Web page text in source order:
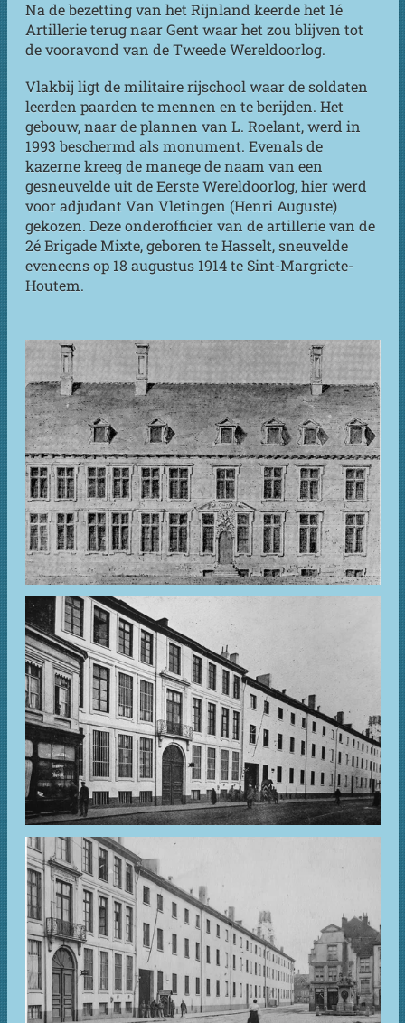
Na de bezetting van het Rijnland keerde het 1é
Artillerie terug naar Gent waar het zou blijven tot
de vooravond van de Tweede Wereldoorlog.
Vlakbij ligt de militaire rijschool waar de soldaten
leerden paarden te mennen en te berijden. Het
gebouw, naar de plannen van L. Roelant, werd in
1993 beschermd als monument. Evenals de
kazerne kreeg de manege de naam van een
gesneuvelde uit de Eerste Wereldoorlog, hier werd
voor adjudant Van Vletingen (Henri Auguste)
gekozen. Deze onderofficier van de artillerie van de
2é Brigade Mixte, geboren te Hasselt, sneuvelde
eveneens op 18 augustus 1914 te Sint-Margriete-
Houtem.